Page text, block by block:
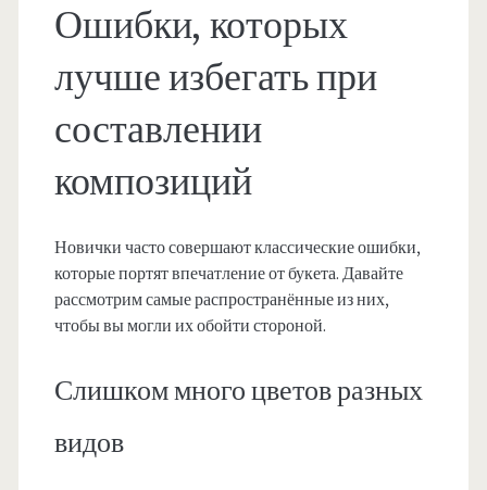
Ошибки, которых
лучше избегать при
составлении
композиций
Новички часто совершают классические ошибки,
которые портят впечатление от букета. Давайте
рассмотрим самые распространённые из них,
чтобы вы могли их обойти стороной.
Слишком много цветов разных
видов